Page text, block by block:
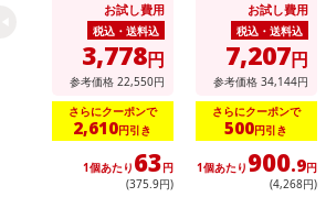
お試し費用
税込・送料込
3,778円
参考価格 22,550円
さらにクーポンで
2,610円引き
1個あたり 63円
(375.9円)
お試し費用
税込・送料込
7,207円
参考価格 34,144円
さらにクーポンで
500円引き
1個あたり 900.9円
(4,268円)